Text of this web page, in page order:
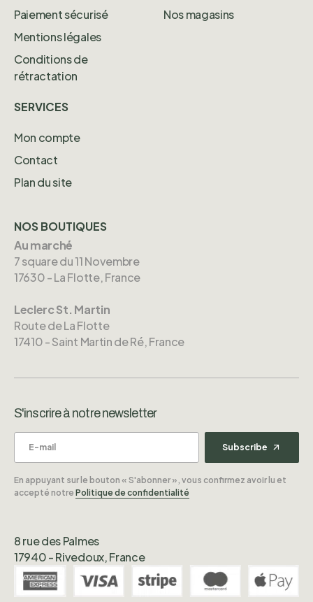
Paiement sécurisé
Mentions légales
Conditions de
rétractation
Nos magasins
SERVICES
Mon compte
Contact
Plan du site
NOS BOUTIQUES
Au marché
7 square du 11 Novembre
17630 - La Flotte, France
Leclerc St. Martin
Route de La Flotte
17410 - Saint Martin de Ré, France
8 rue des Palmes
17940 - Rivedoux, France
S'inscrire à notre newsletter
Subscribe
En appuyant sur le bouton « S'abonner », vous confirmez avoir lu et
accepté notre Politique de confidentialité